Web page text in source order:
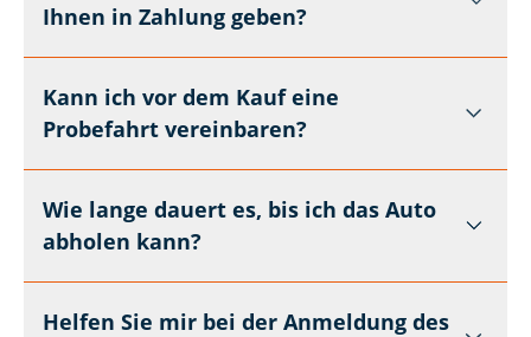
Ihnen in Zahlung geben?
Kann ich vor dem Kauf eine
Probefahrt vereinbaren?
Wie lange dauert es, bis ich das Auto
abholen kann?
Helfen Sie mir bei der Anmeldung des